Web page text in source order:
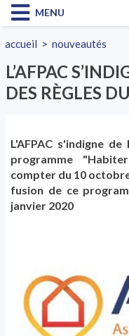
MENU
accueil >nouveautés
L’AFPAC
DES RÈGLES
L'AFPAC s'indigne
programme
compter du 10
fusion de ce
janvier 2020